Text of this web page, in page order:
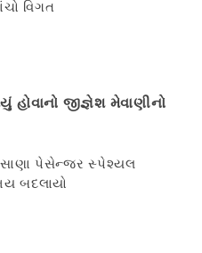
હોવાનો જીજ્ઞેશ મેવાણીનો